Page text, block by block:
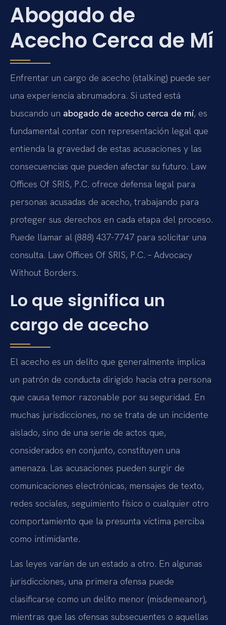
Abogado de
Acecho Cerca de Mí
Enfrentar un cargo de acecho (stalking) puede ser
una experiencia abrumadora. Si usted está
buscando un abogado de acecho cerca de mí, es
fundamental contar con representación legal que
entienda la gravedad de estas acusaciones y las
consecuencias que pueden afectar su futuro. Law
Offices Of SRIS, P.C. ofrece defensa legal para
personas acusadas de acecho, trabajando para
proteger sus derechos en cada etapa del proceso.
Puede llamar al (888) 437-7747 para solicitar una
consulta. Law Offices Of SRIS, P.C. – Advocacy
Without Borders.
Lo que significa un
cargo de acecho
El acecho es un delito que generalmente implica
un patrón de conducta dirigido hacia otra persona
que causa temor razonable por su seguridad. En
muchas jurisdicciones, no se trata de un incidente
aislado, sino de una serie de actos que,
considerados en conjunto, constituyen una
amenaza. Las acusaciones pueden surgir de
comunicaciones electrónicas, mensajes de texto,
redes sociales, seguimiento físico o cualquier otro
comportamiento que la presunta víctima perciba
como intimidante.
Las leyes varían de un estado a otro. En algunas
jurisdicciones, una primera ofensa puede
clasificarse como un delito menor (misdemeanor),
mientras que las ofensas subsecuentes o aquellas